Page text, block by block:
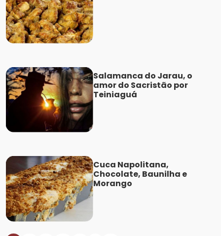
Salamanca do Jarau, o
amor do Sacristão por
Teiniaguá
Cuca Napolitana,
Chocolate, Baunilha e
Morango